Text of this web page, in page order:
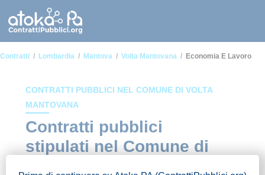
Contratti Lombardia Mantova Volta Mantovana Economia E Lavoro
CONTRATTI PUBBLICI NEL COMUNE DI VOLTA
MANTOVANA
Contratti pubblici
stipulati nel Comune di